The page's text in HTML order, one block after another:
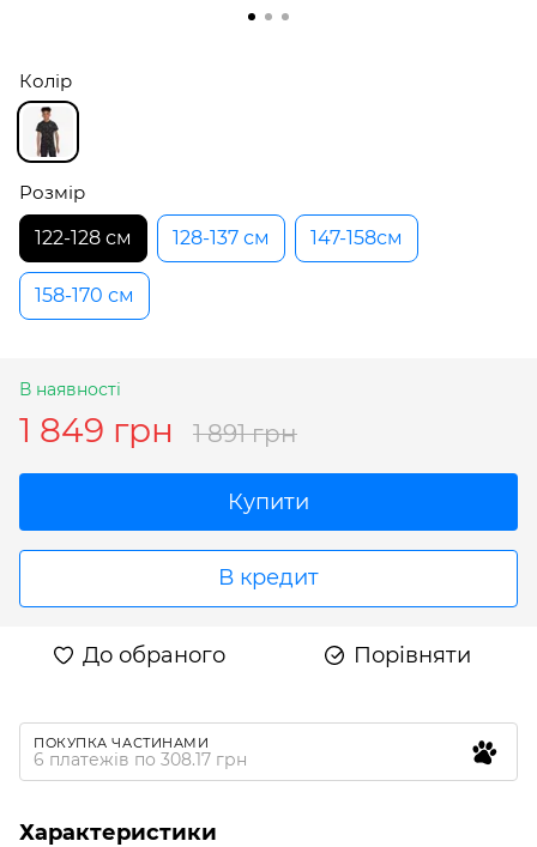
Колір
Розмір
122-128 см
128-137 см 147-158см
158-170 см
В наявності
1 849 грн 1 891 грн
Купити
В кредит
До обраного Порівняти
ПОКУПКА ЧАСТИНАМИ
6 платежів по 308.17 грн
Характеристики